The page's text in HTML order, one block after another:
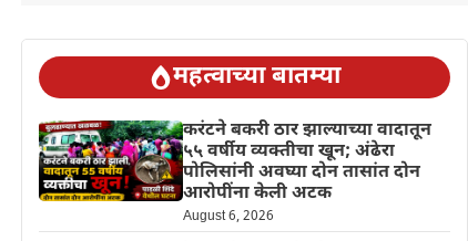
महत्वाच्या बातम्या
करंटने बकरी ठार झाल्याच्या वादातून
५५ वर्षीय व्यक्तीचा खून; अंढेरा
पोलिसांनी अवघ्या दोन तासांत दोन
आरोपींना केली अटक
August 6, 2026